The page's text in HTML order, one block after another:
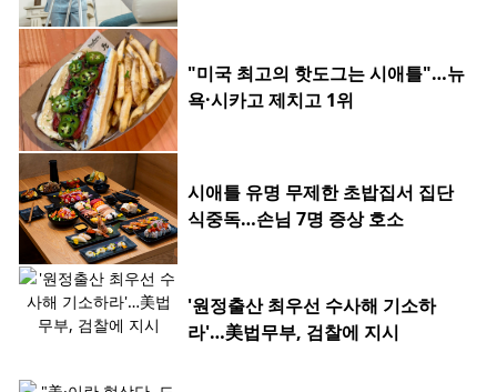
"미국 최고의 핫도그는 시애틀"…뉴
욕·시카고 제치고 1위
시애틀 유명 무제한 초밥집서 집단
식중독…손님 7명 증상 호소
'원정출산 최우선 수사해 기소하
라'…美법무부, 검찰에 지시